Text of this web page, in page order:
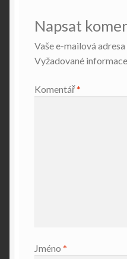
Napsat
Vaše e-mailová
Vyžadované
Komentář*
Jméno *